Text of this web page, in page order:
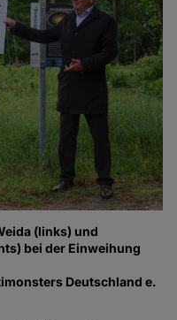
(links) und
bei der Einweihung
Deutschland e.